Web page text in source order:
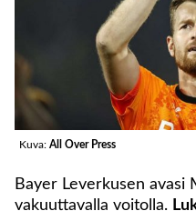
Kuva: All Over Press
Bayer Leverkusen avasi
vakuuttavalla voitolla.